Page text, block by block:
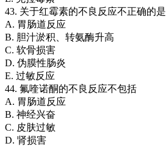
43. 关于红霉素的不良反应不正确的是
A. 胃肠道反应
B. 胆汁淤积、转氨酶升高
C. 软骨损害
D. 伪膜性肠炎
E. 过敏反应
44. 氟喹诺酮的不良反应不包括
A. 胃肠道反应
B. 神经兴奋
C. 皮肤过敏
D. 肾损害